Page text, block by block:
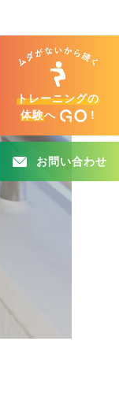
トレーニングの
体験へ !
お問い合わせ